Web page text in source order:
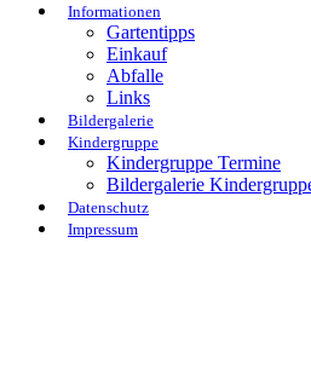
Informationen
Gartentipps
Einkauf
Abfalle
Links
Bildergalerie
Kindergruppe
Kindergruppe Termine
Bildergalerie
Datenschutz
Impressum